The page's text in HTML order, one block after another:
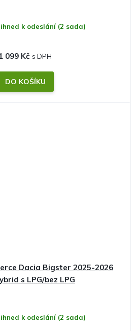
ihned k odeslání (2 sada)
1 099 Kč
DO KOŠÍKU
Dacia Bigster 2025-2026
s LPG/bez LPG
ihned k odeslání (2 sada)